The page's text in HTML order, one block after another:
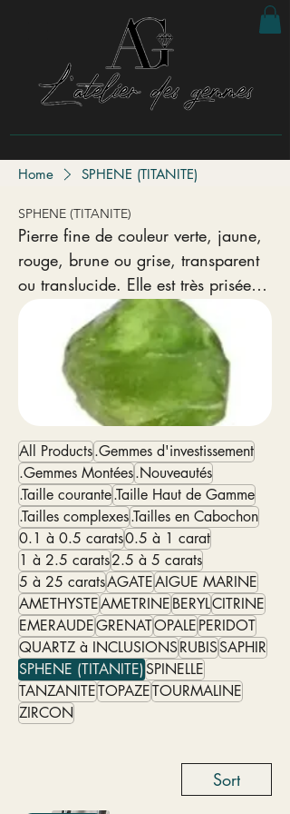
Home SPHENE (TITANITE)
SPHENE (TITANITE)
Pierre fine de couleur verte, jaune,
rouge, brune ou grise, transparent
ou translucide. Elle est très prisée
pour sa réfraction dispersive
exceptionnelle qui dépasserait
même celui des diamants. Échelle
de Mohs 5 - 5,5
All Products.Gemmes d'investissement
.Gemmes Montées.Nouveautés
.Taille courante.Taille Haut de Gamme
.Tailles complexes.Tailles en Cabochon
0.1 à 0.5 carats0.5 à 1 carat
1 à 2.5 carats2.5 à 5 carats
5 à 25 caratsAGATEAIGUE MARINE
AMETHYSTEAMETRINEBERYLCITRINE
EMERAUDEGRENATOPALEPERIDOT
QUARTZ à INCLUSIONSRUBISSAPHIR
SPHENE (TITANITE)SPINELLE
TANZANITETOPAZETOURMALINE
ZIRCON
Sort